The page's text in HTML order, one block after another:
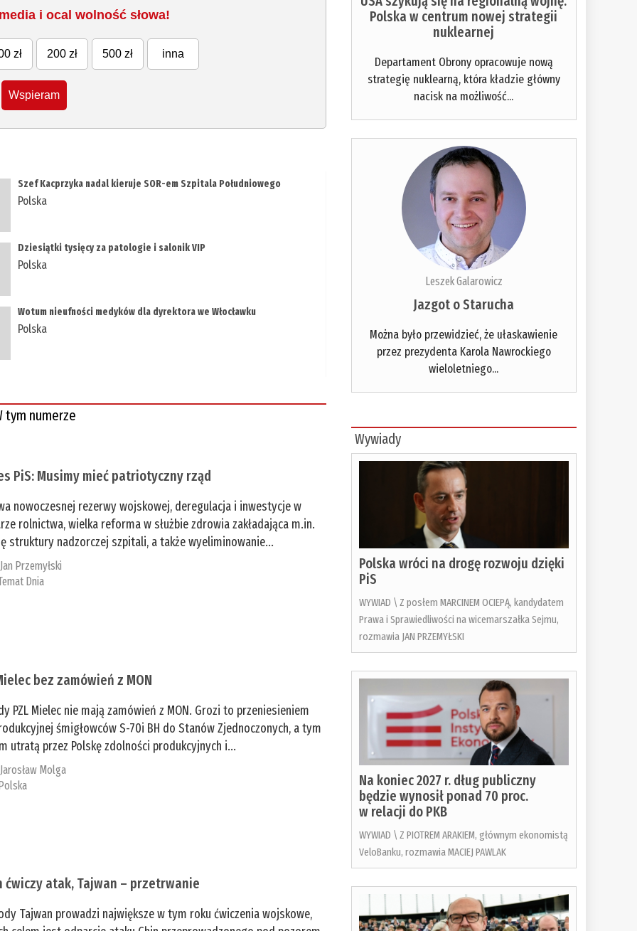
i ocal wolność słowa!
zł 200 zł 500 zł inna
Wspieram
Szef Kacprzyka nadal kieruje SOR-em Szpitala Południowego
Polska
Dziesiątki tysięcy za patologie i salonik VIP
Polska
Wotum nieufności medyków dla dyrektora we Włocławku
Polska
tym numerze
PiS: Musimy mieć patriotyczny rząd
nowoczesnej rezerwy wojskowej, deregulacja i inwestycje w
rolnictwa, wielka reforma w służbie zdrowia zakładająca m.in.
struktury nadzorczej szpitali, a także wyeliminowanie...
Jan Przemyłski
Dnia
bez zamówień z MON
PZL Mielec nie mają zamówień z MON. Grozi to przeniesieniem
śmigłowców S-70i BH do Stanów Zjednoczonych, a tym
utratą przez Polskę zdolności produkcyjnych i...
Jarosław Molga
ćwiczy atak, Tajwan – przetrwanie
Tajwan prowadzi największe w tym roku ćwiczenia wojskowe,
Polska w centrum nowej strategii
nuklearnej
Departament Obrony opracowuje nową
strategię nuklearną, która kładzie główny
nacisk na możliwość...
Leszek Galarowicz
Jazgot o Starucha
Można było przewidzieć, że ułaskawienie
przez prezydenta Karola Nawrockiego
wieloletniego...
Wywiady
Polska wróci na drogę rozwoju dzięki
PiS
WYWIAD \ Z posłem MARCINEM OCIEPĄ, kandydatem
Prawa i Sprawiedliwości na wicemarszałka Sejmu,
rozmawia JAN PRZEMYŁSKI
Na koniec 2027 r. dług publiczny
będzie wynosił ponad 70 proc.
w relacji do PKB
WYWIAD \ Z PIOTREM ARAKIEM, głównym ekonomistą
VeloBanku, rozmawia MACIEJ PAWLAK